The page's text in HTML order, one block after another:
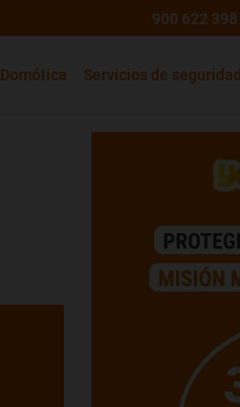
900 622 398
Domótica Servicios de seguridad